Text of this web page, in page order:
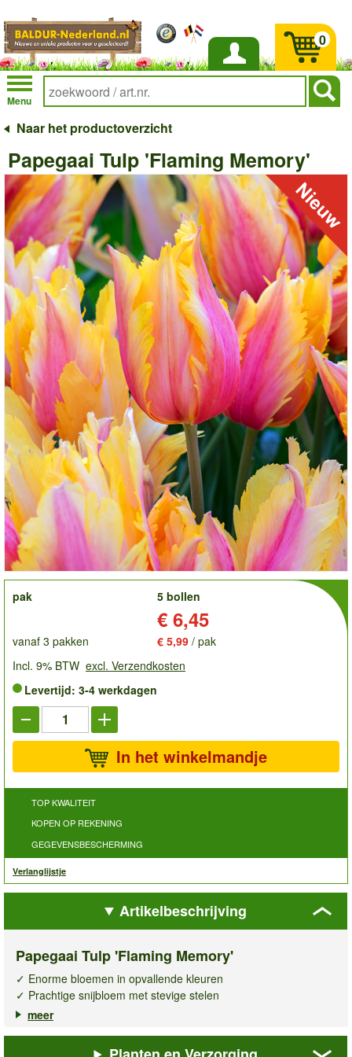
Inloggen
Menu
0
Naar het productoverzicht
Papegaai Tulp 'Flaming Memory'
order
pak
5 bollen
€ 6,45
vanaf 3 pakken € 5,99 / pak
Incl. 9% BTW excl. Verzendkosten
Levertijd: 3-4 werkdagen
In het winkelmandje
TOP KWALITEIT
KOPEN OP REKENING
GEGEVENSBESCHERMING
Verlanglijstje
Artikelbeschrijving
Papegaai Tulp 'Flaming Memory'
✓ Enorme bloemen in opvallende kleuren
✓ Prachtige snijbloem met stevige stelen
✓ Onderhoudsvriendelijk & robuust
Breng kleur en elegantie in uw tuin met de schitterende, nieuwe
papegaai tulp Flaming Memory ! De enorme bloemen vormen
meer